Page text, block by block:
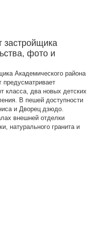
фото и
Академического района
предусматривает
класса, два новых детских
В пешей доступности
и Дворец дзюдо.
внешней отделки
натурального гранита и